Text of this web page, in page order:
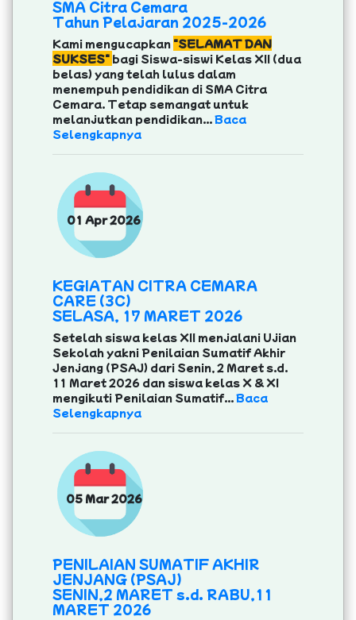
SMA Citra Cemara
Tahun Pelajaran 2025-2026
Kami mengucapkan "SELAMAT DAN
SUKSES" bagi Siswa-siswi Kelas XII (dua
belas) yang telah lulus dalam
menempuh pendidikan di SMA Citra
Cemara. Tetap semangat untuk
melanjutkan pendidikan...Baca
Selengkapnya
01 Apr 2026
KEGIATAN CITRA CEMARA
CARE (3C)
SELASA, 17 MARET 2026
Setelah siswa kelas XII menjalani Ujian
Sekolah yakni Penilaian Sumatif Akhir
Jenjang (PSAJ) dari Senin, 2 Maret s.d.
11 Maret 2026 dan siswa kelas X & XI
mengikuti Penilaian Sumatif...Baca
Selengkapnya
05 Mar 2026
PENILAIAN SUMATIF AKHIR
JENJANG (PSAJ)
SENIN,2 MARET s.d. RABU,11
MARET 2026